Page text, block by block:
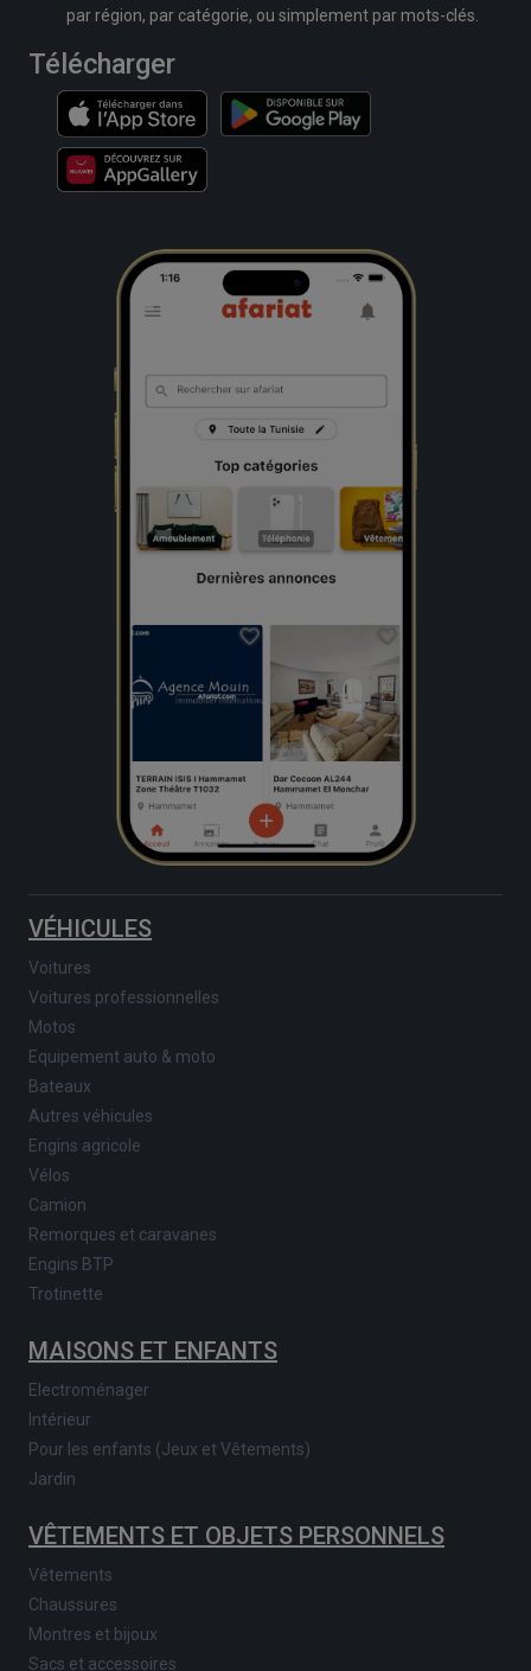
par région, par catégorie, ou simplement par mots-clés.
Télécharger
VÉHICULES
Voitures
Voitures professionnelles
Motos
Equipement auto & moto
Bateaux
Autres véhicules
Engins agricole
Vélos
Camion
Remorques et caravanes
Engins BTP
Trotinette
MAISONS ET ENFANTS
Electroménager
Intérieur
Pour les enfants (Jeux et Vêtements)
Jardin
VÊTEMENTS ET OBJETS PERSONNELS
Vêtements
Chaussures
Montres et bijoux
Sacs et accessoires